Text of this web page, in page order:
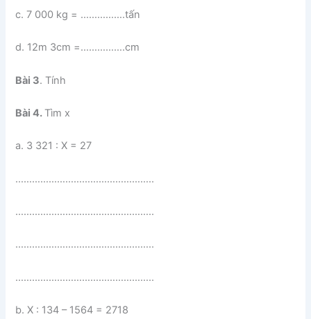
c. 7 000 kg = …………….tấn
d. 12m 3cm =…………….cm
Bài 3. Tính
Bài 4. Tìm x
a. 3 321 : X = 27
…………………………………………..
…………………………………………..
…………………………………………..
…………………………………………..
b. X : 134 – 1564 = 2718